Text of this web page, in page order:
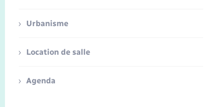
Urbanisme
Location de salle
Agenda